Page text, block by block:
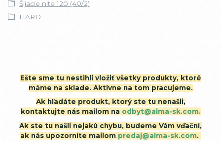
Šijacie nite 120 (40/2)
HARD
Ešte sme tu nestihli vložiť všetky produkty, ktoré
máme na sklade. Aktívne na tom pracujeme.
Ak hľadáte produkt, ktorý ste tu nenašli,
kontaktujte nás mailom na odbyt@alma-sk.com.
Ak ste tu našli nejakú chybu, budeme Vám vďační,
ak nás upozorníte mailom predaj@alma-sk.com.